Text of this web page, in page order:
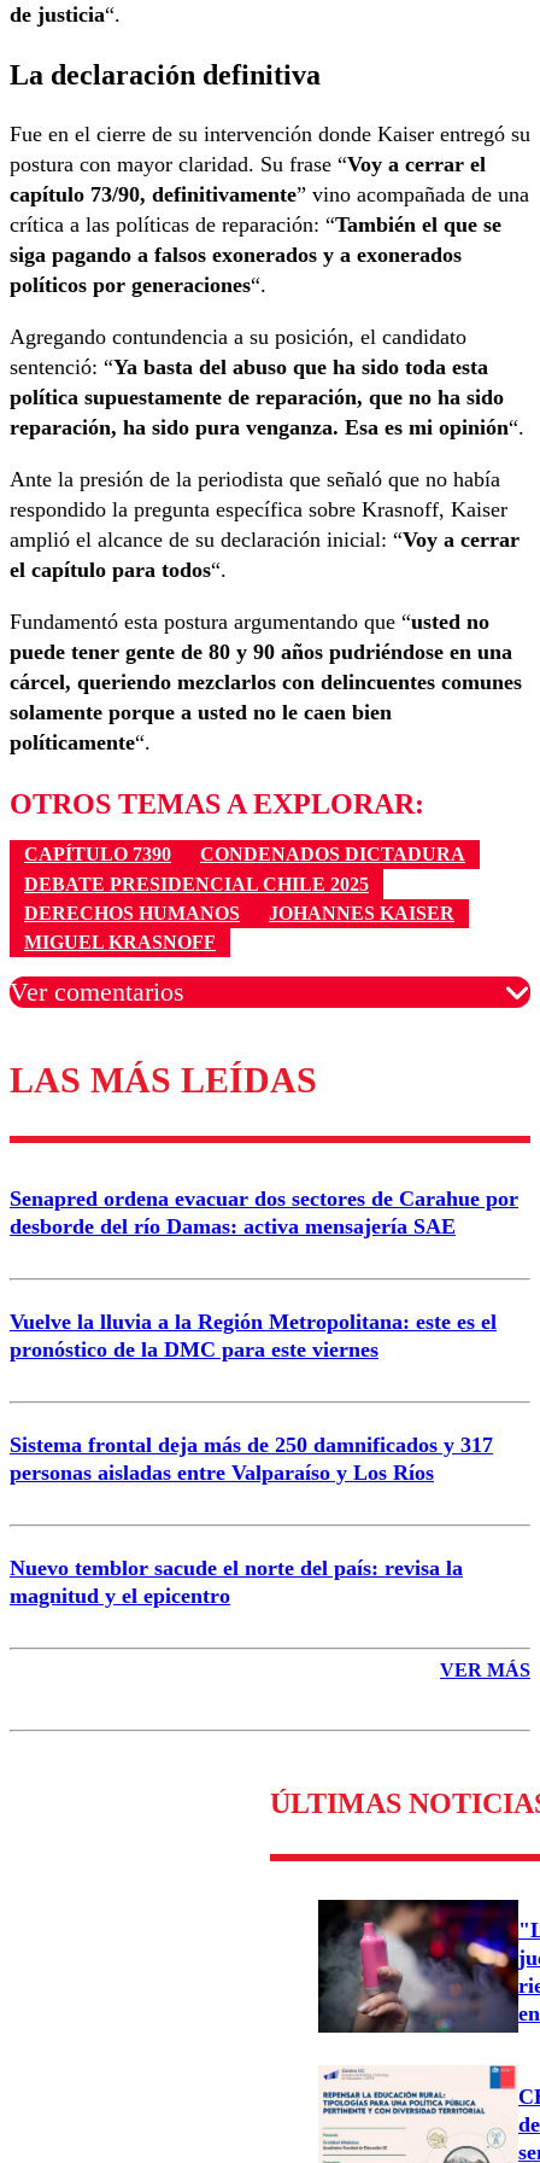
de justicia“.
La declaración definitiva
Fue en el cierre de su intervención donde Kaiser entregó su
postura con mayor claridad. Su frase “Voy a cerrar el
capítulo 73/90, definitivamente” vino acompañada de una
crítica a las políticas de reparación: “También el que se
siga pagando a falsos exonerados y a exonerados
políticos por generaciones“.
Agregando contundencia a su posición, el candidato
sentenció: “Ya basta del abuso que ha sido toda esta
política supuestamente de reparación, que no ha sido
reparación, ha sido pura venganza. Esa es mi opinión“.
Ante la presión de la periodista que señaló que no había
respondido la pregunta específica sobre Krasnoff, Kaiser
amplió el alcance de su declaración inicial: “Voy a cerrar
el capítulo para todos“.
Fundamentó esta postura argumentando que “usted no
puede tener gente de 80 y 90 años pudriéndose en una
cárcel, queriendo mezclarlos con delincuentes comunes
solamente porque a usted no le caen bien
políticamente“.
OTROS TEMAS A EXPLORAR:
CAPÍTULO 7390
CONDENADOS DICTADURA
DEBATE PRESIDENCIAL CHILE 2025
DERECHOS HUMANOS
JOHANNES KAISER
MIGUEL KRASNOFF
Ver comentarios
Los comentarios son moderados para garantizar un
diálogo respetuoso.
Nombre
Correo
Enviar comentario
LAS MÁS LEÍDAS
Senapred ordena evacuar dos sectores de Carahue por
desborde del río Damas: activa mensajería SAE
Vuelve la lluvia a la Región Metropolitana: este es el
pronóstico de la DMC para este viernes
Sistema frontal deja más de 250 damnificados y 317
personas aisladas entre Valparaíso y Los Ríos
Nuevo temblor sacude el norte del país: revisa la
magnitud y el epicentro
VER MÁS
ÚLTIMAS